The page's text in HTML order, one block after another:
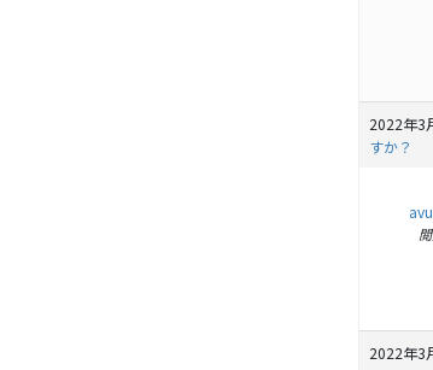
2022年3
すか？
2022年3